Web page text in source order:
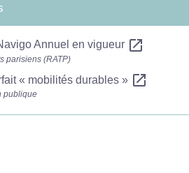
Annuel en vigueur open_in_new
parisiens (RATP)
« mobilités durables » open_in_new
publique